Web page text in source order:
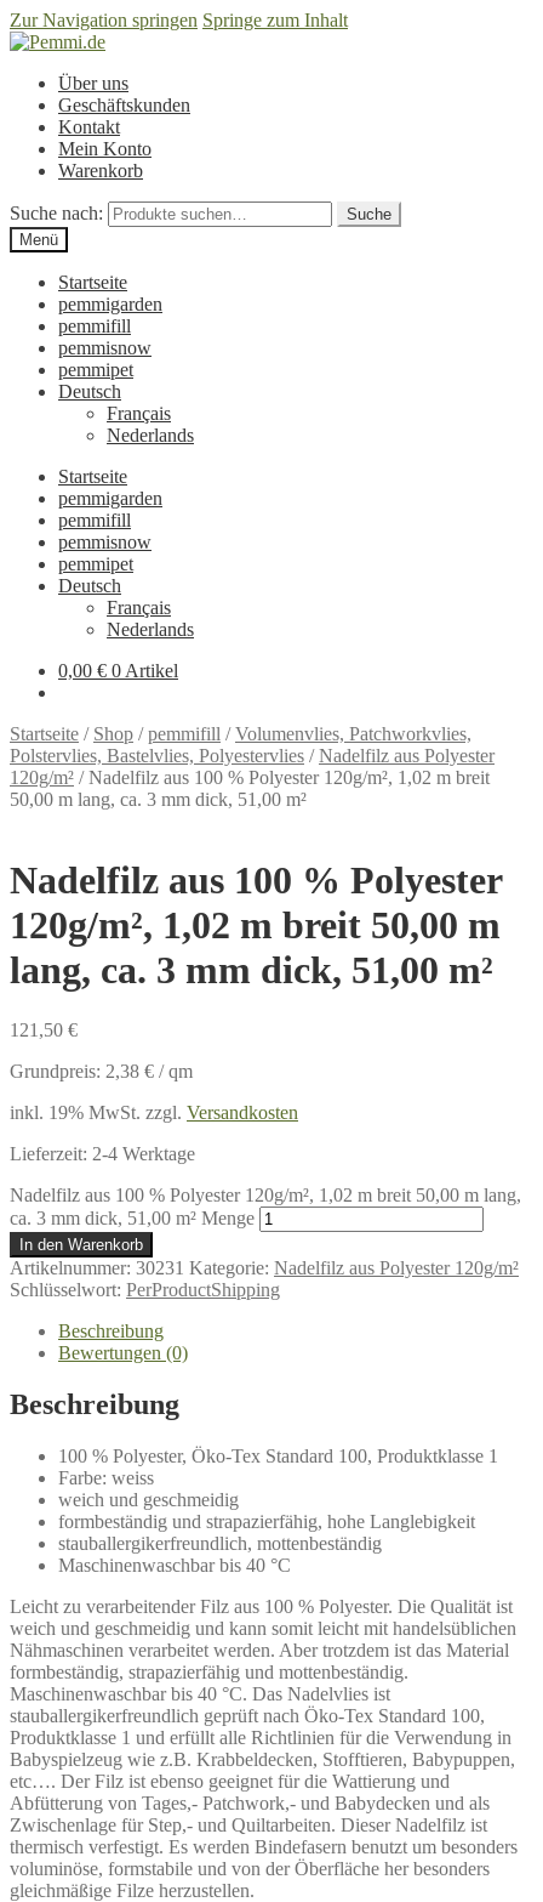
Zur Navigation springen Springe zum Inhalt
Über uns
Geschäftskunden
Kontakt
Mein Konto
Warenkorb
Suche nach:
Suche
Menü
Startseite
pemmigarden
pemmifill
pemmisnow
pemmipet
Deutsch
Français
Nederlands
Startseite
pemmigarden
pemmifill
pemmisnow
pemmipet
Deutsch
Français
Nederlands
0,00 € 0 Artikel
Startseite / Shop /pemmifill /Volumenvlies, Patchworkvlies,
Polstervlies, Bastelvlies, Polyestervlies /Nadelfilz aus Polyester
120g/m² /Nadelfilz aus 100 % Polyester 120g/m², 1,02 m breit
50,00 m lang, ca. 3 mm dick, 51,00 m²
Nadelfilz aus 100 % Polyester
120g/m², 1,02 m breit 50,00 m
lang, ca. 3 mm dick, 51,00 m²
121,50 €
Grundpreis: 2,38 € /qm
inkl. 19% MwSt. zzgl. Versandkosten
Lieferzeit: 2-4 Werktage
Nadelfilz aus 100 % Polyester 120g/m², 1,02 m breit 50,00 m lang,
ca. 3 mm dick, 51,00 m² Menge
In den Warenkorb
Artikelnummer: 30231 Kategorie: Nadelfilz aus Polyester 120g/m²
Schlüsselwort: PerProductShipping
Beschreibung
Bewertungen (0)
Beschreibung
100 % Polyester, Öko-Tex Standard 100, Produktklasse 1
Farbe: weiss
weich und geschmeidig
formbeständig und strapazierfähig, hohe Langlebigkeit
stauballergikerfreundlich, mottenbeständig
Maschinenwaschbar bis 40 °C
Leicht zu verarbeitender Filz aus 100 % Polyester. Die Qualität ist
weich und geschmeidig und kann somit leicht mit handelsüblichen
Nähmaschinen verarbeitet werden. Aber trotzdem ist das Material
formbeständig, strapazierfähig und mottenbeständig.
Maschinenwaschbar bis 40 °C. Das Nadelvlies ist
stauballergikerfreundlich geprüft nach Öko-Tex Standard 100,
Produktklasse 1 und erfüllt alle Richtlinien für die Verwendung in
Babyspielzeug wie z.B. Krabbeldecken, Stofftieren, Babypuppen,
etc…. Der Filz ist ebenso geeignet für die Wattierung und
Abfütterung von Tages,- Patchwork,- und Babydecken und als
Zwischenlage für Step,- und Quiltarbeiten. Dieser Nadelfilz ist
thermisch verfestigt. Es werden Bindefasern benutzt um besonders
voluminöse, formstabile und von der Öberfläche her besonders
gleichmäßige Filze herzustellen.